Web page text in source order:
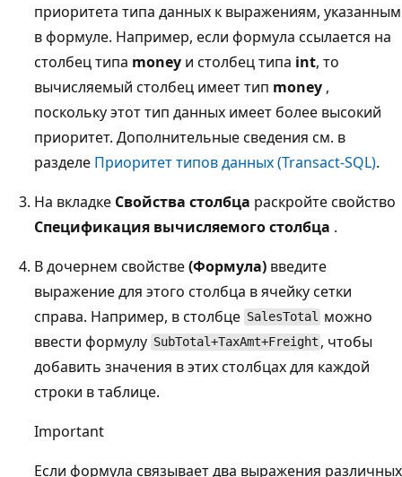
приоритета типа данных к выражениям, указанным
в формуле. Например, если формула ссылается на
столбец типа money и столбец типа int, то
вычисляемый столбец имеет тип money ,
поскольку этот тип данных имеет более высокий
приоритет. Дополнительные сведения см. в
разделе Приоритет типов данных (Transact-SQL).
На вкладке Свойства столбца раскройте свойство
Спецификация вычисляемого столбца .
В дочернем свойстве(Формула) введите
выражение для этого столбца в ячейку сетки
справа. Например, в столбце SalesTotal можно
ввести формулу SubTotal+TaxAmt+Freight , чтобы
добавить значения в этих столбцах для каждой
строки в таблице.
Important
Если формула связывает два выражения различных